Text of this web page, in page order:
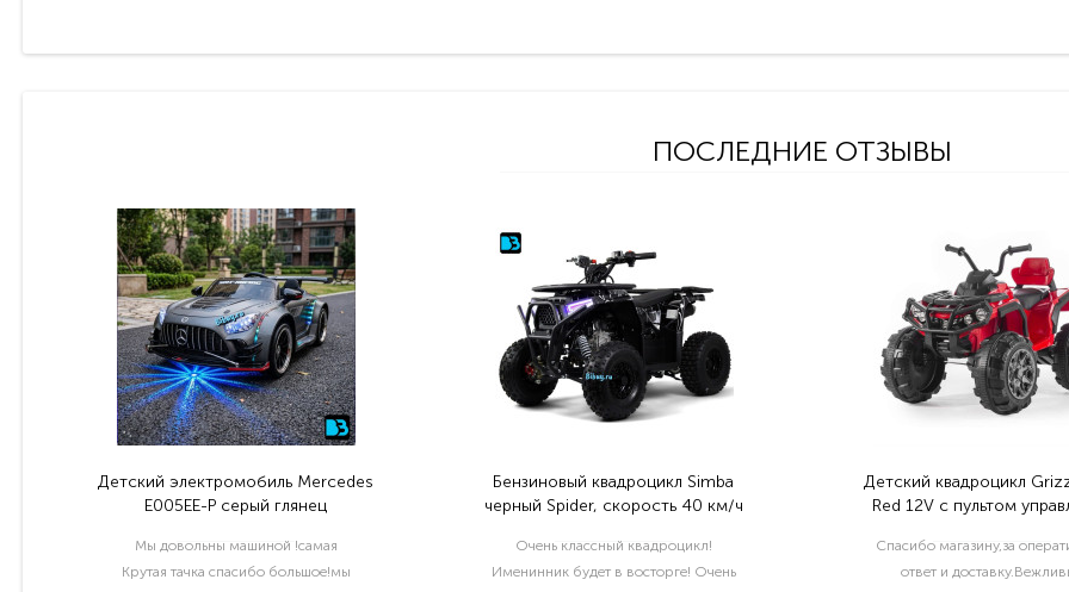
ПОСЛЕДНИЕ ОТЗЫВЫ
Детский электромобиль Mercedes
E005EE-P серый глянец
Мы довольны машиной !самая
Крутая тачка спасибо большое!мы
Бензиновый квадроцикл Simba
черный Spider, скорость 40 км/ч
Очень классный квадроцикл!
Именинник будет в восторге! Очень
Детский квадроцикл
Red 12V с пультом
Спасибо магазину,за
ответ и